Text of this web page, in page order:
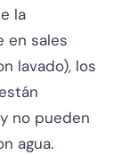
la
en sales
lavado), los
no pueden
agua.